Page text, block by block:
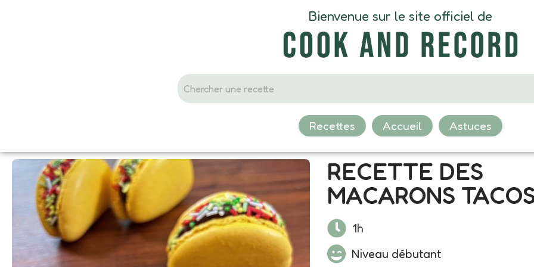
Bienvenue sur le site officiel de
Recettes Accueil Astuces
RECETTE DES
MACARONS
1h
Niveau débutant